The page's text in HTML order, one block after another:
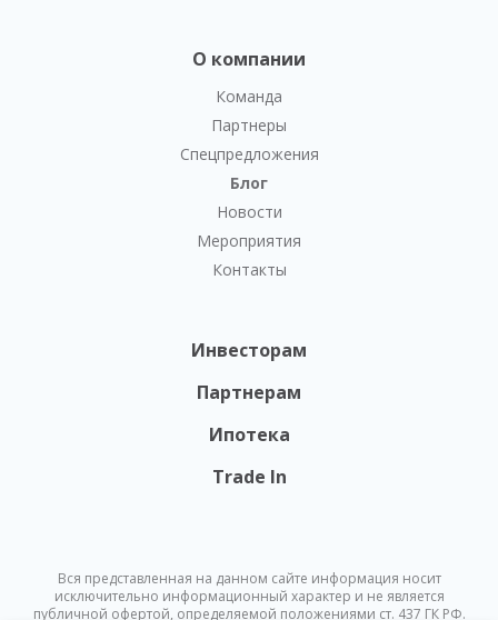
О компании
Команда
Партнеры
Спецпредложения
Блог
Новости
Мероприятия
Контакты
Инвесторам
Партнерам
Ипотека
Trade In
Вся представленная на данном сайте информация носит
исключительно информационный характер и не является
публичной офертой, определяемой положениями ст. 437 ГК РФ.